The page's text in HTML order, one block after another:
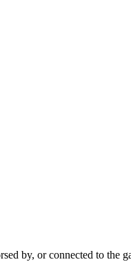
by, or connected to the